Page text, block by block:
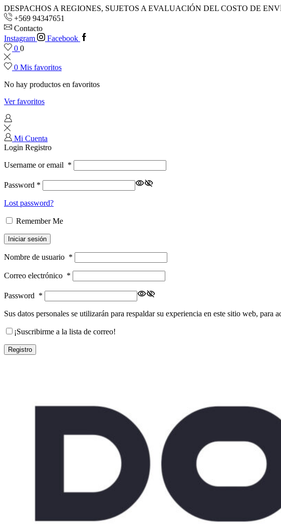
DESPACHOS A REGIONES, SUJETOS A EVALUACIÓN DEL COSTO DE
+569 94347651
Contacto
Instagram
Facebook
0 0
0 Mis favoritos
No hay productos en favoritos
Ver favoritos
Mi Cuenta
Login Registro
Username or email *
Password *
Lost password?
Remember Me
Iniciar sesión
Nombre de usuario *
Correo electrónico *
Password *
Sus datos personales se utilizarán para respaldar su experiencia en este sitio web,
¡Suscribirme a la lista de correo!
Registro